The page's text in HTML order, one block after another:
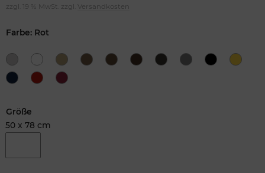
zzgl. 19 % MwSt. zzgl. Versandkosten
Farbe: Rot
Größe
50 x 78 cm